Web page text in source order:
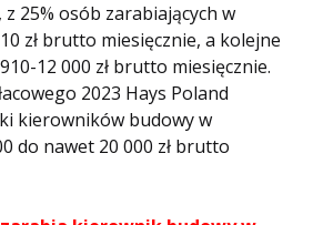
25% osób zarabiających w
zł brutto miesięcznie, a kolejne
12 000 zł brutto miesięcznie.
2023 Hays Poland
kierowników budowy w
do nawet 20 000 zł brutto